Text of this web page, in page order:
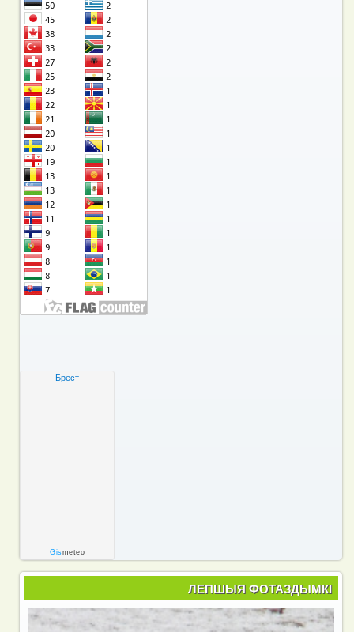
Брест
Gismeteo
ЛЕПШЫЯ ФОТАЗДЫМКІ